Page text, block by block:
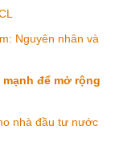
Nguyên nhân và
để mở rộng
nhà đầu tư nước